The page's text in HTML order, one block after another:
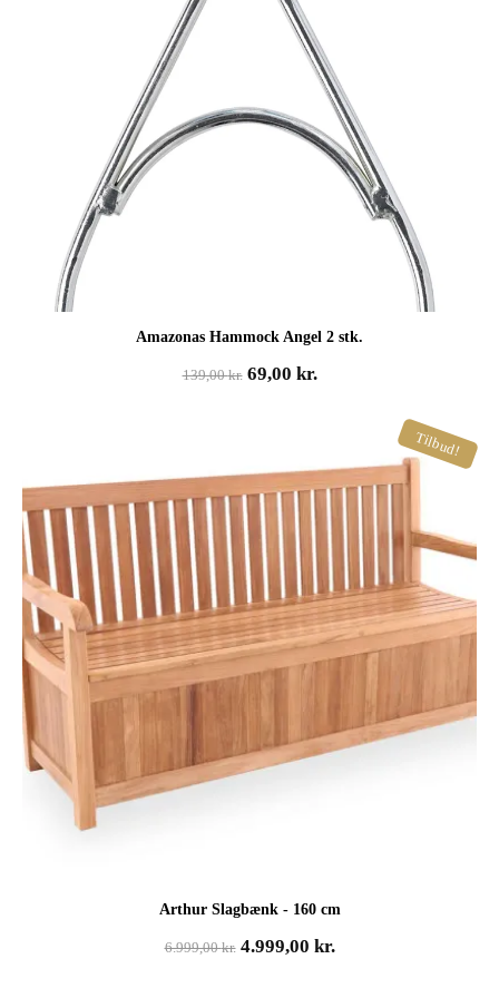
Amazonas Hammock Angel 2 stk.
139,00kr. Den
69,00 kr.Den
69,00 kr..
Tilbud!
Arthur Slagbænk - 160 cm
6.999,00kr. Den
4.999,00 kr.Den